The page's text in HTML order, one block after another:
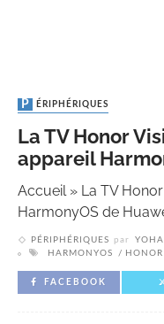
PÉRIPHÉRIQUES
La TV Honor
appareil
Accueil» La TV
HarmonyOS de
PÉRIPHÉRIQUES par
HARMONYOS
FACEBOOK